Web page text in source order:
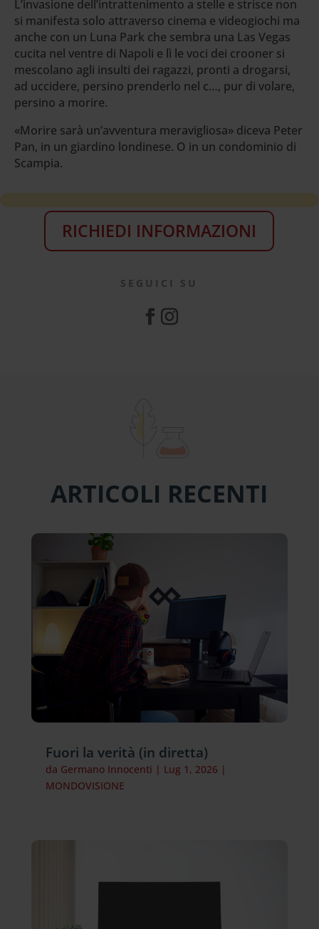
L’invasione dell’intrattenimento a stelle e strisce non
si manifesta solo attraverso cinema e videogiochi ma
anche con un Luna Park che sembra una Las Vegas
cucita nel ventre di Napoli e lì le voci dei crooner si
mescolano agli insulti dei ragazzi, pronti a drogarsi,
ad uccidere, persino prenderlo nel c…, pur di volare,
persino a morire.
«Morire sarà un’avventura meravigliosa» diceva Peter
Pan, in un giardino londinese. O in un condominio di
Scampia.
RICHIEDI INFORMAZIONI
SEGUICI SU
ARTICOLI RECENTI
Fuori la verità (in diretta)
da Germano Innocenti | Lug 1, 2026 |
MONDOVISIONE